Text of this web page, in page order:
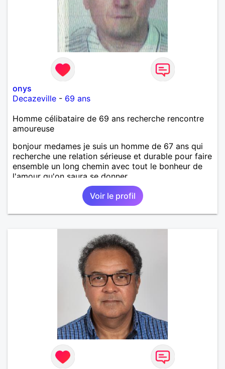
onys
Decazeville - 69 ans
Homme célibataire de 69 ans recherche rencontre
amoureuse
bonjour medames je suis un homme de 67 ans qui
recherche une relation sérieuse et durable pour faire
ensemble un long chemin avec tout le bonheur de
l'amour qu'on saura se donner.
Voir le profil